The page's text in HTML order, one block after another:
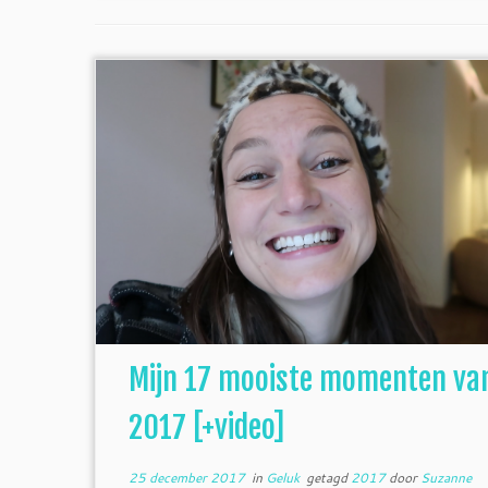
Mijn 17 mooiste momenten
2017 [+video]
25 december 2017in Geluk getagd2017doorSuzanne